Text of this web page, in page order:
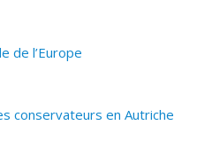
de l’Europe
conservateurs en Autriche